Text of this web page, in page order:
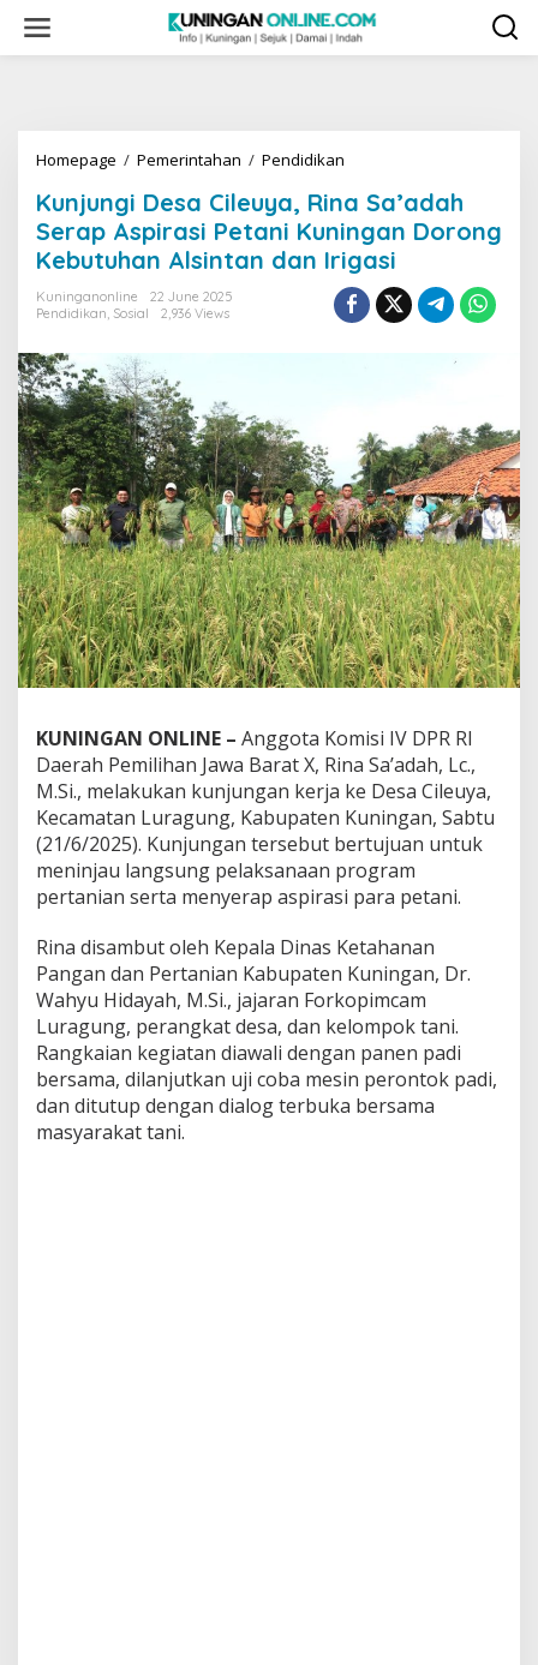
content
Homepage / Pemerintahan / Pendidikan
Cileuya,
Rina
Sa’adah
Serap
Aspirasi
Petani
Irigasi
Kunjungi Desa Cileuya, Rina Sa’adah
Serap Aspirasi Petani Kuningan Dorong
Kebutuhan Alsintan dan Irigasi
Kuninganonline
22 June 2025
Pendidikan, Sosial 2,936 Views
KUNINGAN ONLINE – Anggota Komisi IV DPR RI
Daerah Pemilihan Jawa Barat X, Rina Sa’adah, Lc.,
M.Si., melakukan kunjungan kerja ke Desa Cileuya,
Kecamatan Luragung, Kabupaten Kuningan, Sabtu
(21/6/2025). Kunjungan tersebut bertujuan untuk
meninjau langsung pelaksanaan program
pertanian serta menyerap aspirasi para petani.
Rina disambut oleh Kepala Dinas Ketahanan
Pangan dan Pertanian Kabupaten Kuningan, Dr.
Wahyu Hidayah, M.Si., jajaran Forkopimcam
Luragung, perangkat desa, dan kelompok tani.
Rangkaian kegiatan diawali dengan panen padi
bersama, dilanjutkan uji coba mesin perontok padi,
dan ditutup dengan dialog terbuka bersama
masyarakat tani.